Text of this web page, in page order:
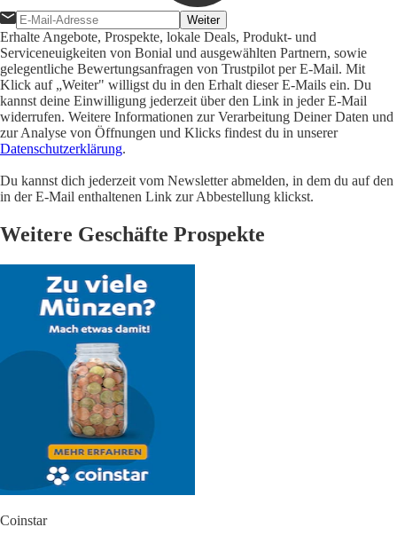
Weiter
Erhalte Angebote, Prospekte, lokale Deals, Produkt- und
Serviceneuigkeiten von Bonial und ausgewählten Partnern, sowie
gelegentliche Bewertungsanfragen von Trustpilot per E-Mail. Mit
Klick auf „Weiter" willigst du in den Erhalt dieser E-Mails ein. Du
kannst deine Einwilligung jederzeit über den Link in jeder E-Mail
widerrufen. Weitere Informationen zur Verarbeitung Deiner Daten und
zur Analyse von Öffnungen und Klicks findest du in unserer
Datenschutzerklärung.
Du kannst dich jederzeit vom Newsletter abmelden, in dem du auf den
in der E-Mail enthaltenen Link zur Abbestellung klickst.
Weitere Geschäfte Prospekte
Coinstar